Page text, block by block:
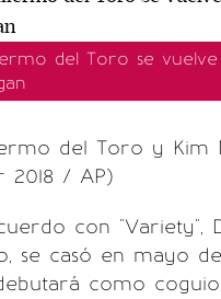
del Toro se
del Toro y
2018 / AP)
con "Variety",
se casó en mayo
como